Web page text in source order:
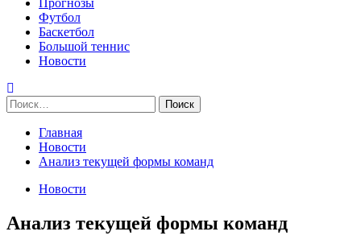
Прогнозы
Футбол
Баскетбол
Большой теннис
Новости
Найти:
Главная
Новости
Анализ текущей формы команд
Новости
Анализ текущей формы команд